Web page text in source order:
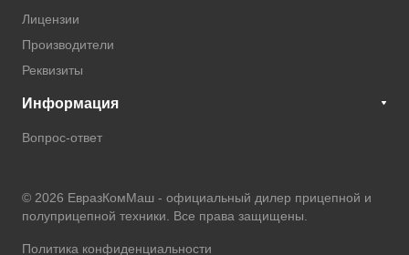
Лицензии
Производители
Реквизиты
Информация
Вопрос-ответ
© 2026 ЕвразКомМаш - официальный дилер прицепной и
полуприцепной техники . Все права защищены.
Политика конфиденциальности